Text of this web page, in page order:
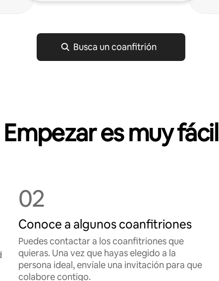
Busca un coanfitrión
Empezar es muy fácil
02
Conoce a algunos coanfitriones
Puedes contactar a los coanfitriones que
quieras. Una vez que hayas elegido a la
persona ideal, envíale una invitación para que
colabore contigo.